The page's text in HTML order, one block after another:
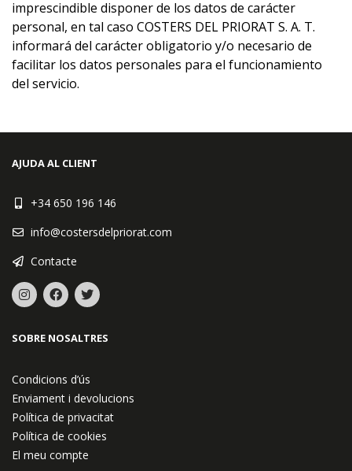
imprescindible disponer de los datos de carácter
personal, en tal caso COSTERS DEL PRIORAT S. A. T.
informará del carácter obligatorio y/o necesario de
facilitar los datos personales para el funcionamiento
del servicio.
AJUDA AL CLIENT
+34 650 196 146
info@costersdelpriorat.com
Contacte
SOBRE NOSALTRES
Condicions d’ús
Enviament i devolucions
Política de privacitat
Política de cookies
El meu compte